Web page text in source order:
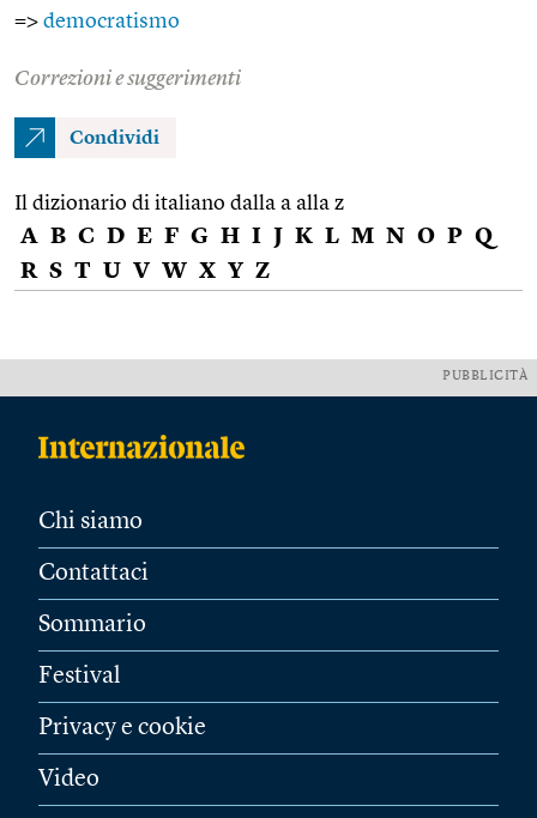
=> democratismo
Correzioni e suggerimenti
Condividi
Il dizionario di italiano dalla a alla z
A B C D E F G H I J K L M N O P Q
R S T U V W X Y Z
PUBBLICITÀ
Chi siamo
Contattaci
Sommario
Festival
Privacy e cookie
Video